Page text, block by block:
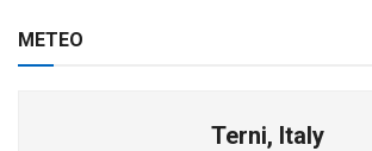
METEO
Terni, Italy